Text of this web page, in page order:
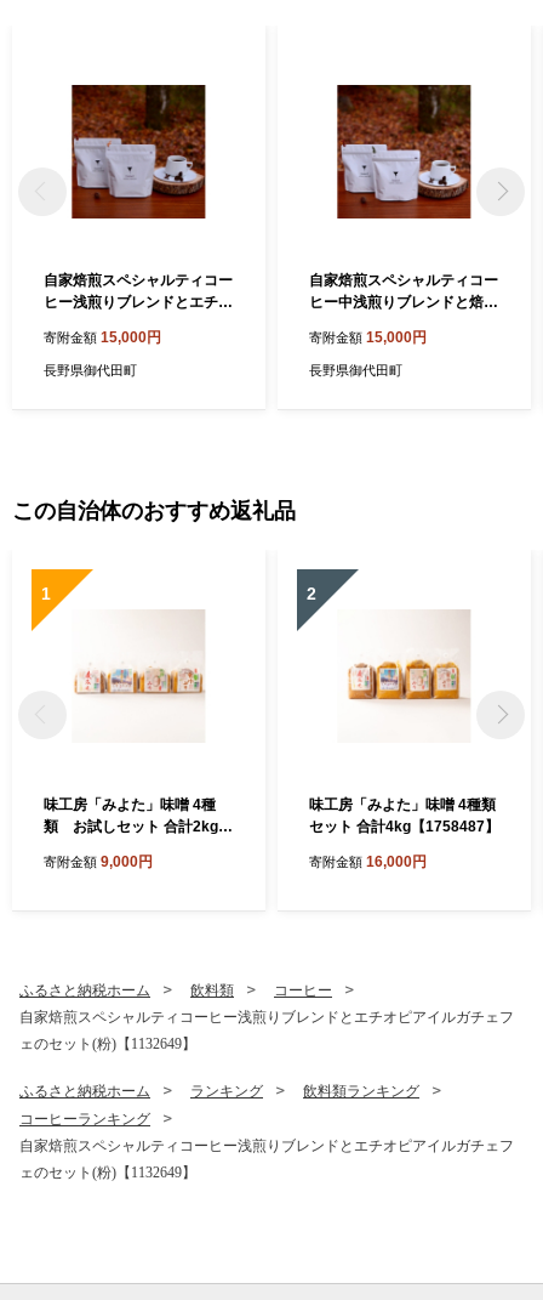
自家焙煎スペシャルティコー
ヒー浅煎りブレンドとエチオ
(豆のまま)【1132646】
寄附金額 15,000円
長野県御代田町
自家焙煎スペシャルティコー
ヒー中浅煎りブレンドと焙煎
ストレート(粉)【1132648】
寄附金額 15,000円
長野県御代田町
この自治体のおすすめ返礼品
1
味工房「みよた」味噌 4種
類 お試しセット 合計2kg
寄附金額 9,000円
2
味工房「みよた」味噌 4種類
セット 合計4kg【1758487】
寄附金額 16,000円
ふるさと納税ホーム 飲料類
コーヒー
自家焙煎スペシャルティコーヒー浅煎りブレンドとエチオピアイルガチェフ
ェのセット(粉)【1132649】
ふるさと納税ホーム ランキング
飲料類ランキング
コーヒーランキング
自家焙煎スペシャルティコーヒー浅煎りブレンドとエチオピアイルガチェフ
ェのセット(粉)【1132649】